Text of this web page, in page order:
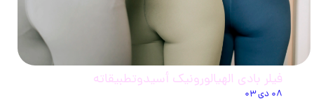
فيلر بادي الهيالورونيك أسيدوتطبيقاته
۰۸ دی ۰۳